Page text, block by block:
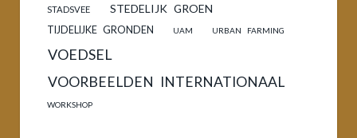
STADSVEE STEDELIJK GROEN
TIJDELIJKE GRONDEN UAM URBAN FARMING
VOEDSEL
VOORBEELDEN INTERNATIONAAL
WORKSHOP